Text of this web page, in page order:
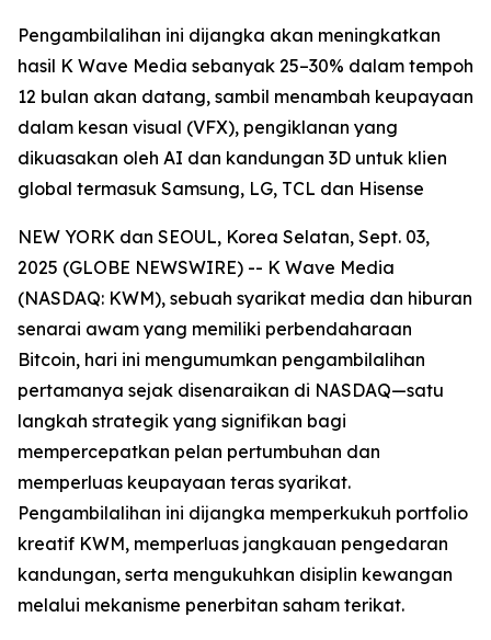
Pengambilalihan ini dijangka akan meningkatkan
hasil K Wave Media sebanyak 25–30% dalam tempoh
12 bulan akan datang, sambil menambah keupayaan
dalam kesan visual (VFX), pengiklanan yang
dikuasakan oleh AI dan kandungan 3D untuk klien
global termasuk Samsung, LG, TCL dan Hisense
NEW YORK dan SEOUL, Korea Selatan, Sept. 03,
2025 (GLOBE NEWSWIRE) -- K Wave Media
(NASDAQ: KWM), sebuah syarikat media dan hiburan
senarai awam yang memiliki perbendaharaan
Bitcoin, hari ini mengumumkan pengambilalihan
pertamanya sejak disenaraikan di NASDAQ—satu
langkah strategik yang signifikan bagi
mempercepatkan pelan pertumbuhan dan
memperluas keupayaan teras syarikat.
Pengambilalihan ini dijangka memperkukuh portfolio
kreatif KWM, memperluas jangkauan pengedaran
kandungan, serta mengukuhkan disiplin kewangan
melalui mekanisme penerbitan saham terikat.